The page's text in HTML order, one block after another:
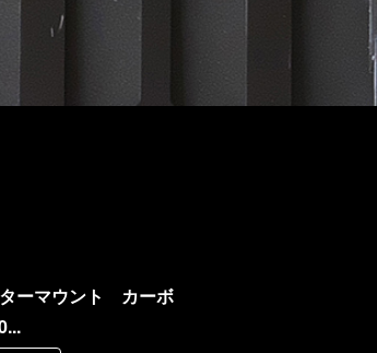
ーマウント カーボ